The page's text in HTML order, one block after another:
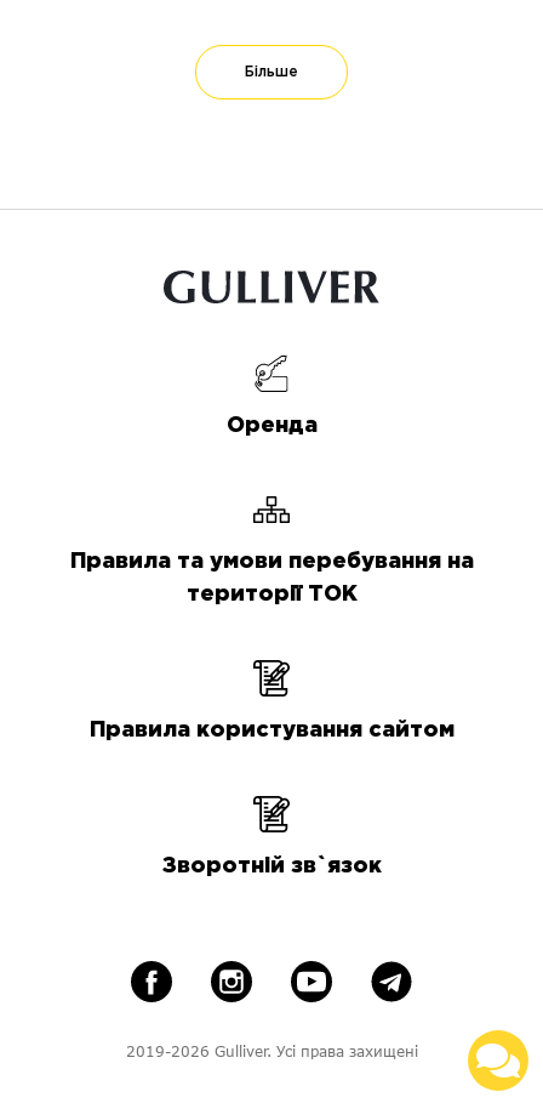
Більше
Оренда
Правила та умови перебування на
території ТОК
Правила користування сайтом
Зворотній зв`язок
2019-2026 Gulliver. Усі права захищені